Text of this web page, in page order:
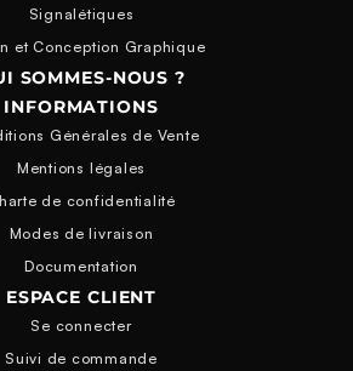
Signalétiques
et Conception Graphique
SOMMES-NOUS ?
INFORMATIONS
Générales de Vente
Mentions légales
de confidentialité
Modes de livraison
Documentation
ESPACE CLIENT
Se connecter
Suivi de commande